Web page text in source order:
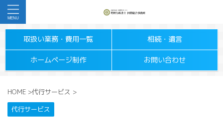
取扱い業務・費用一覧 相続・遺言
ホームページ制作 お問い合わせ
HOME >代行サービス >
代行サービス